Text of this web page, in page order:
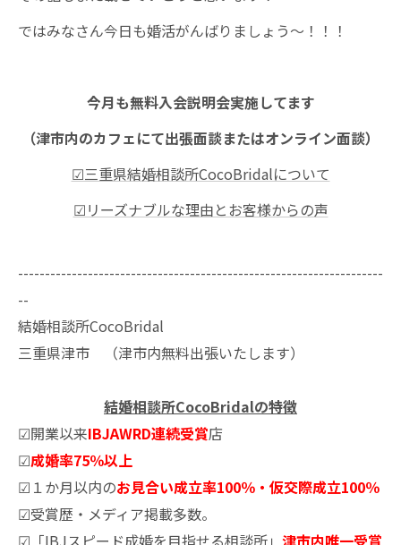
ではみなさん今日も婚活がんばりましょう～！！！
今月も無料入会説明会実施してます
（津市内のカフェにて出張面談またはオンライン面談）
☑三重県結婚相談所CocoBridalについて
☑リーズナブルな理由とお客様からの声
--------------------------------------------------------------------
--
結婚相談所CocoBridal
三重県津市 （津市内無料出張いたします）
結婚相談所CocoBridalの特徴
☑開業以来IBJAWRD連続受賞店
☑成婚率75％以上
☑１か月以内のお見合い成立率100％・仮交際成立100％
☑受賞歴・メディア掲載多数。